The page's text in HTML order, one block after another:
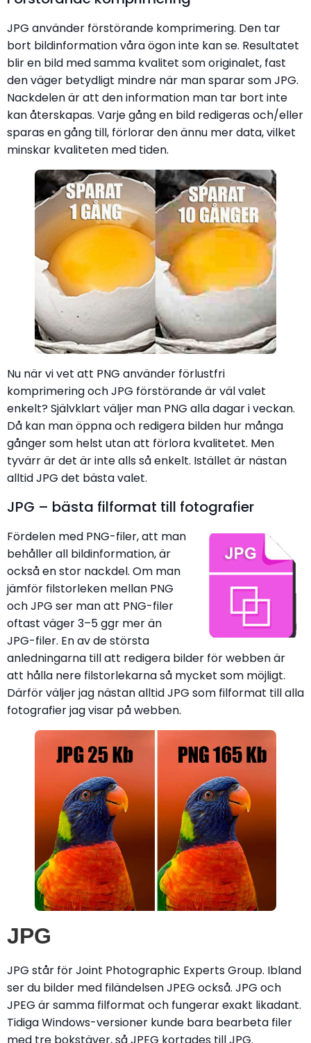
JPG använder förstörande komprimering. Den tar
bort bildinformation våra ögon inte kan se. Resultatet
blir en bild med samma kvalitet som originalet, fast
den väger betydligt mindre när man sparar som JPG.
Nackdelen är att den information man tar bort inte
kan återskapas. Varje gång en bild redigeras och/eller
sparas en gång till, förlorar den ännu mer data, vilket
minskar kvaliteten med tiden.
Nu när vi vet att PNG använder förlustfri
komprimering och JPG förstörande är väl valet
enkelt? Självklart väljer man PNG alla dagar i veckan.
Då kan man öppna och redigera bilden hur många
gånger som helst utan att förlora kvalitetet. Men
tyvärr är det är inte alls så enkelt. Istället är nästan
alltid JPG det bästa valet.
JPG – bästa filformat till fotografier
Fördelen med PNG-filer, att man
behåller all bildinformation, är
också en stor nackdel. Om man
jämför filstorleken mellan PNG
och JPG ser man att PNG-filer
oftast väger 3–5 ggr mer än
JPG-filer. En av de största
anledningarna till att redigera bilder för webben är
att hålla nere filstorlekarna så mycket som möjligt.
Därför väljer jag nästan alltid JPG som filformat till alla
fotografier jag visar på webben.
JPG
JPG står för Joint Photographic Experts Group. Ibland
ser du bilder med filändelsen JPEG också. JPG och
JPEG är samma filformat och fungerar exakt likadant.
Tidiga Windows-versioner kunde bara bearbeta filer